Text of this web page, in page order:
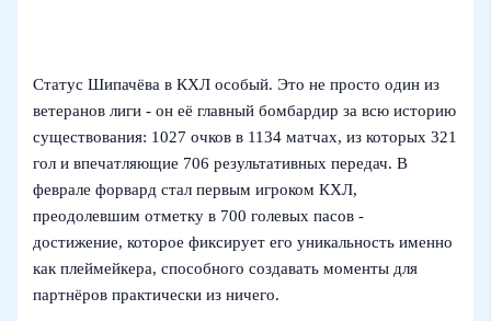
Статус Шипачёва в КХЛ особый. Это не просто один из
ветеранов лиги - он её главный бомбардир за всю историю
существования: 1027 очков в 1134 матчах, из которых 321
гол и впечатляющие 706 результативных передач. В
феврале форвард стал первым игроком КХЛ,
преодолевшим отметку в 700 голевых пасов -
достижение, которое фиксирует его уникальность именно
как плеймейкера, способного создавать моменты для
партнёров практически из ничего.